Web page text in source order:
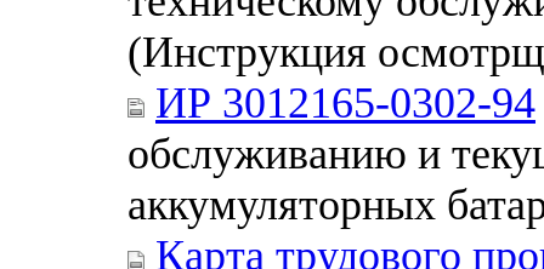
(Инструкция
ИР 3012165-0302-94
обслуживанию и
аккумуляторных
Карта трудового